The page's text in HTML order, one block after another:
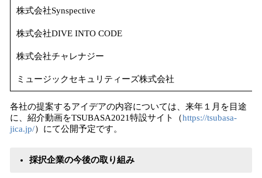
株式会社Synspective
株式会社DIVE INTO CODE
株式会社チャレナジー
ミュージックセキュリティーズ株式会社
各社の提案するアイデアの内容については、来年１月を目途
に、紹介動画をTSUBASA2021特設サイト（https://tsubasa-
jica.jp/）にて公開予定です。
採択企業の今後の取り組み